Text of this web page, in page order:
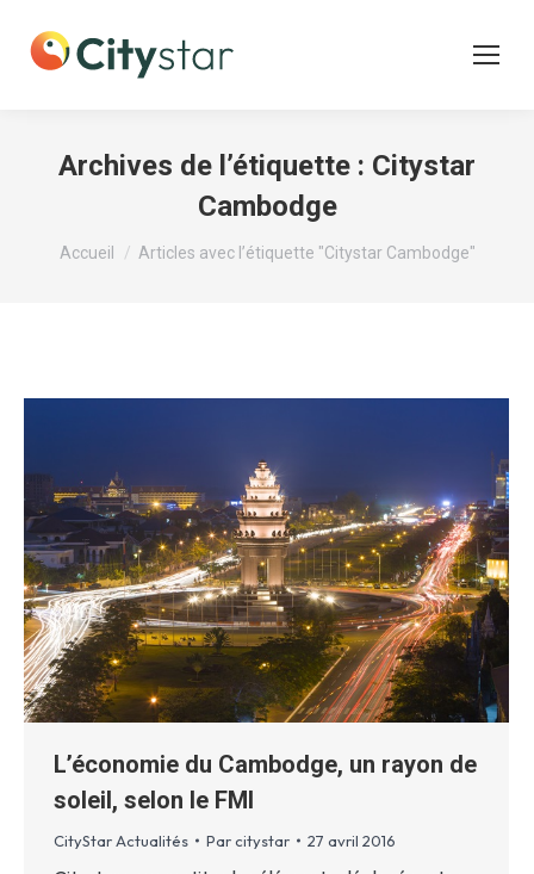
Archives de l’étiquette : Citystar
Cambodge
Vous êtes ici :
Accueil Articles avec l’étiquette "Citystar Cambodge"
L’économie du Cambodge, un rayon de
soleil, selon le FMI
CityStar Actualités Par citystar 27 avril 2016